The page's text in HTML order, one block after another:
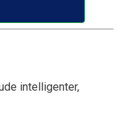
intelligenter,